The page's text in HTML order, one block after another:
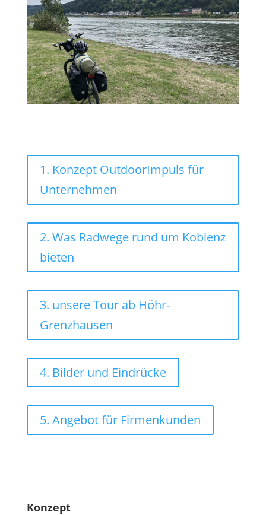
1. Konzept OutdoorImpuls für
Unternehmen
2. Was Radwege rund um Koblenz
bieten
3. unsere Tour ab Höhr-
Grenzhausen
4. Bilder und Eindrücke
5. Angebot für Firmenkunden
Konzept